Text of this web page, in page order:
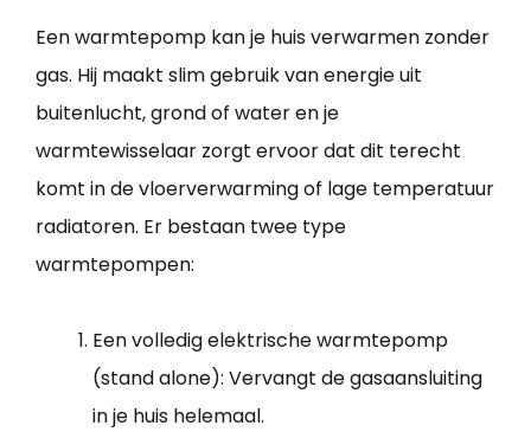
Een warmtepomp kan je huis verwarmen zonder
gas. Hij maakt slim gebruik van energie uit
buitenlucht, grond of water en je
warmtewisselaar zorgt ervoor dat dit terecht
komt in de vloerverwarming of lage temperatuur
radiatoren. Er bestaan twee type
warmtepompen:
Een volledig elektrische warmtepomp
(stand alone): Vervangt de gasaansluiting
in je huis helemaal.